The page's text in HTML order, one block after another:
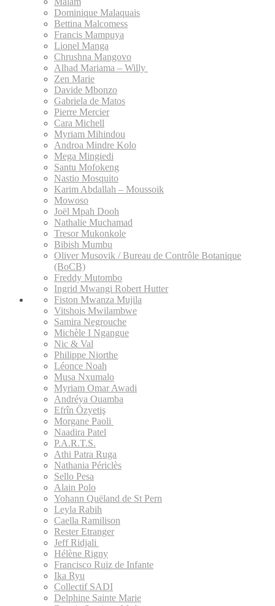
Dominique Malaquais
Bettina Malcomess
Francis Mampuya
Lionel Manga
Chrushna Mangovo
Alhad Mariama – Willy
Zen Marie
Davide Mbonzo
Gabriela de Matos
Pierre Mercier
Cara Michell
Myriam Mihindou
Androa Mindre Kolo
Mega Mingiedi
Santu Mofokeng
Nastio Mosquito
Karim Abdallah – Moussoik
Mowoso
Joël Mpah Dooh
Nathalie Muchamad
Tresor Mukonkole
Bibish Mumbu
Oliver Musovik / Bureau de Contrôle Botanique
(BoCB)
Freddy Mutombo
Ingrid Mwangi Robert Hutter
Fiston Mwanza Mujila
Vitshois Mwilambwe
Samira Negrouche
Michèle I Ngangue
Nic & Val
Philippe Niorthe
Léonce Noah
Musa Nxumalo
Myriam Omar Awadi
Andréya Ouamba
Efrîn Özyetiş
Morgane Paoli
Naadira Patel
P.A.R.T.S.
Athi Patra Ruga
Nathania Périclès
Sello Pesa
Alain Polo
Yohann Quëland de St Pern
Leyla Rabih
Caella Ramilison
Rester Etranger
Jeff Ridjali
Hélène Rigny
Francisco Ruiz de Infante
Ika Ryu
Collectif SADI
Delphine Sainte Marie